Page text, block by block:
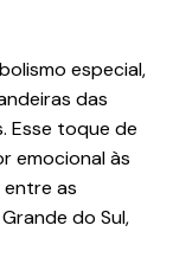
especial,
das
Esse toque de
emocional às
as
do Sul,